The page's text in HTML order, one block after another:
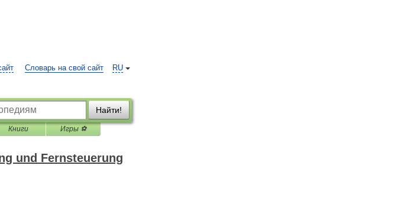
RU
Словарь на свой сайт
Найти!
Книги Игры ⚽
und Fernsteuerung